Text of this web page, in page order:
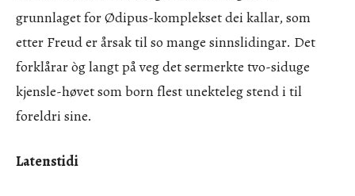
grunnlaget for Ødipus-komplekset dei kallar, som
etter Freud er årsak til so mange sinnslidingar. Det
forklårar òg langt på veg det sermerkte tvo-siduge
kjensle-høvet som born flest unekteleg stend i til
foreldri sine.
Latenstidi